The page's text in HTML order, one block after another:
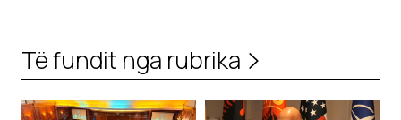
Të fundit nga rubrika